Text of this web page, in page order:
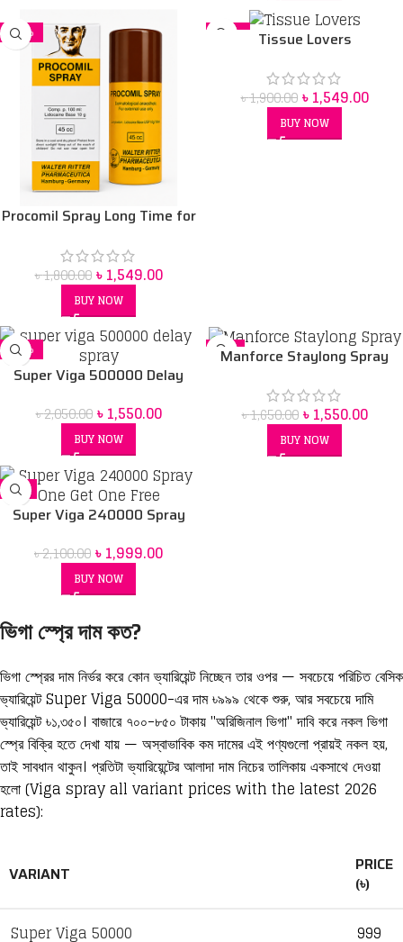
-14%
Procomil Spray Long Time for
৳1,800.00 ৳1,549.00
BUY NOW
-18% Tissue Lovers
৳1,900.00 ৳1,549.00
BUY NOW
-24%
Super Viga 500000 Delay
৳2,050.00 ৳1,550.00
BUY NOW
-6%
Manforce Staylong Spray
৳1,650.00 ৳1,550.00
BUY NOW
-5%
Super Viga 240000 Spray
৳2,100.00৳1,999.00
BUY NOW
ভিগা স্প্রে দাম কত?
ভিগা স্প্রের দাম নির্ভর করে কোন ভ্যারিয়েন্ট নিচ্ছেন তার ওপর — সবচেয়ে পরিচিত বেসিক
ভ্যারিয়েন্ট Super Viga 50000-এর দাম ৳৯৯৯ থেকে শুরু, আর সবচেয়ে দামি
ভ্যারিয়েন্ট ৳১,৩৫০। বাজারে ৭০০-৮৫০ টাকায় "অরিজিনাল ভিগা" দাবি করে নকল ভিগা
স্প্রে বিক্রি হতে দেখা যায় — অস্বাভাবিক কম দামের এই পণ্যগুলো প্রায়ই নকল হয়,
তাই সাবধান থাকুন। প্রতিটা ভ্যারিয়েন্টের আলাদা দাম নিচের তালিকায় একসাথে দেওয়া
হলো (Viga spray all variant prices with the latest 2026
rates):
VARIANT
PRICE
(৳)
Super Viga 50000
999